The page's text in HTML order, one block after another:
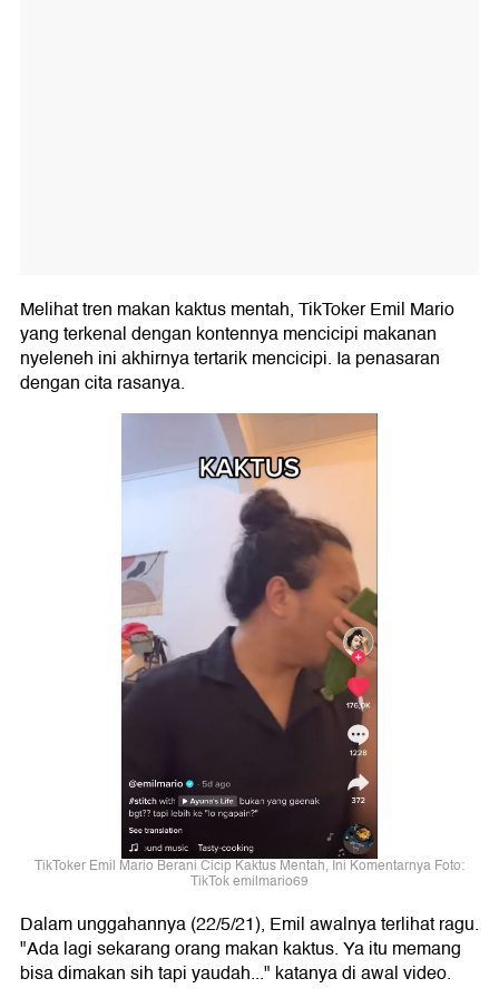
Melihat tren makan kaktus mentah, TikToker Emil Mario
yang terkenal dengan kontennya mencicipi makanan
nyeleneh ini akhirnya tertarik mencicipi. Ia penasaran
dengan cita rasanya.
TikToker Emil Mario Berani Cicip Kaktus Mentah, Ini Komentarnya Foto:
TikTok emilmario69
Dalam unggahannya (22/5/21), Emil awalnya terlihat ragu.
"Ada lagi sekarang orang makan kaktus. Ya itu memang
bisa dimakan sih tapi yaudah..." katanya di awal video.